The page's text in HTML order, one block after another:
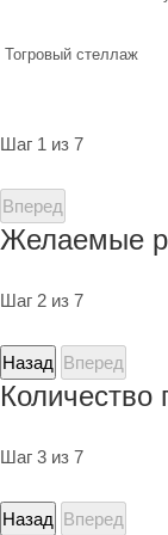
Тогровый стеллаж
Шаг 1 из 7
Вперед
Желаемые
Шаг 2 из 7
Назад Вперед
Шаг 3 из 7
Назад Вперед